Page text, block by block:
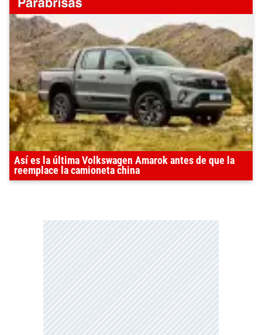
Así es la última Volkswagen Amarok antes de que la
reemplace la camioneta china